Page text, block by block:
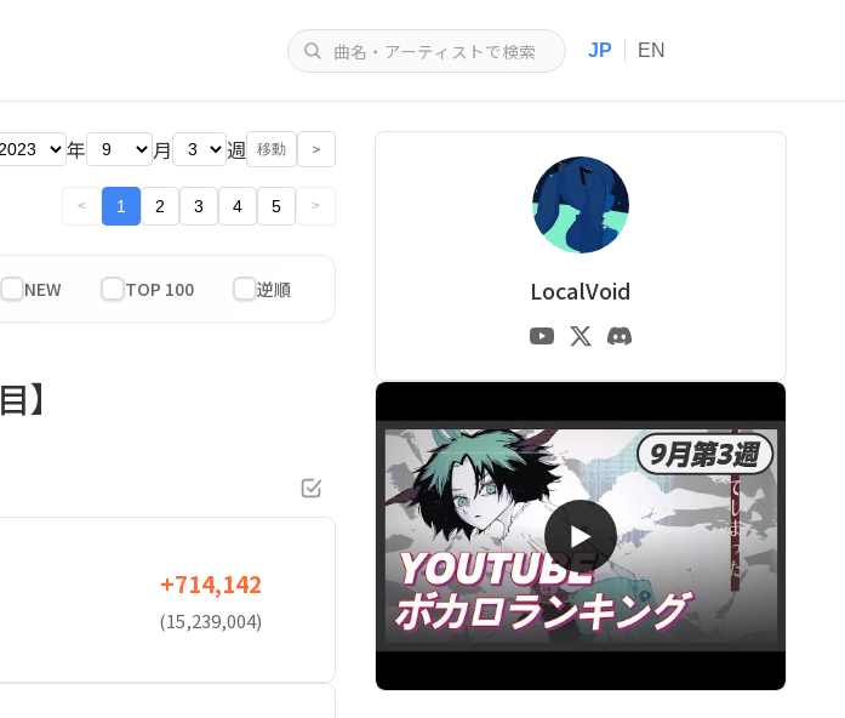
JP EN
年 月 週 移動 >
< 1 2 3 4 5 >
NEW TOP 100
】
+714,142
(15,239,004)
LocalVoid
▶